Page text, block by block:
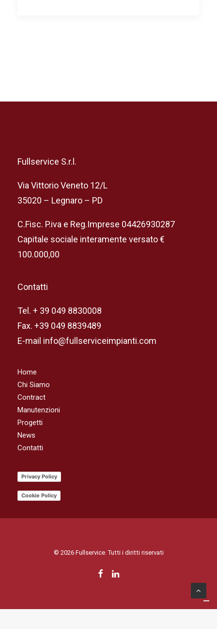
Fullservice S.r.l.
Via Vittorio Veneto 12/L
35020 – Legnaro – PD
C.Fisc. P.iva e Reg.Imprese 04426930287
Capitale sociale interamente versato €
100.000,00
Contatti
Tel. + 39 049 8830008
Fax. +39 049 8839489
E-mail info@fullserviceimpianti.com
Home
Chi Siamo
Contract
Manutenzioni
Progetti
News
Contatti
Privacy Policy
Cookie Policy
© 2026 Fullservice. Tutti i diritti riservati